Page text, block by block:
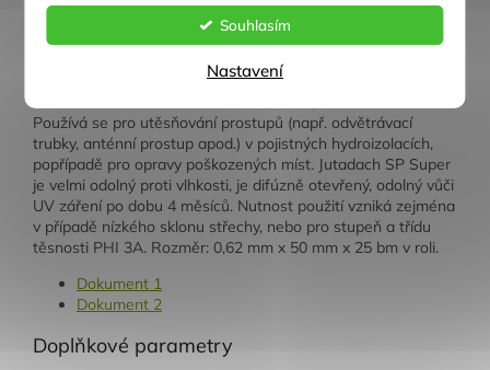
Souhlasím
Nastavení
Detailní popis produktu
Páska Jutadach SP Super je jednostranně lepicí páska, s
Používá se pro utěsňování prostupů (např. odvětrávací
trubky, anténní prostup apod.) v pojistných hydroizolacích,
popřípadě pro opravy poškozených míst. Jutadach SP Super
je velmi odolný proti vlhkosti, je difúzně otevřený, odolný vůči
UV záření po dobu 4 měsíců. Nutnost použití vzniká zejména
v případě nízkého sklonu střechy, nebo pro stupeň a třídu
těsnosti PHI 3A. Rozměr: 0,62 mm x 50 mm x 25 bm v roli.
Dokument 1
Dokument 2
Doplňkové parametry